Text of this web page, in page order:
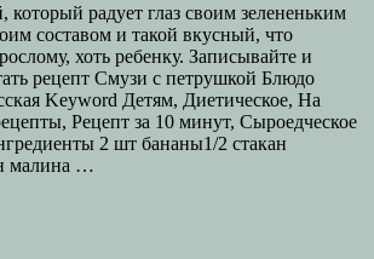
радует глаз своим зелененьким
составом и такой вкусный, что
хоть ребенку. Записывайте и
рецепт Смузи с петрушкой Блюдо
Keyword Детям, Диетическое, На
Рецепт за 10 минут, Сыроедческое
2 шт бананы1/2 стакан
малина …